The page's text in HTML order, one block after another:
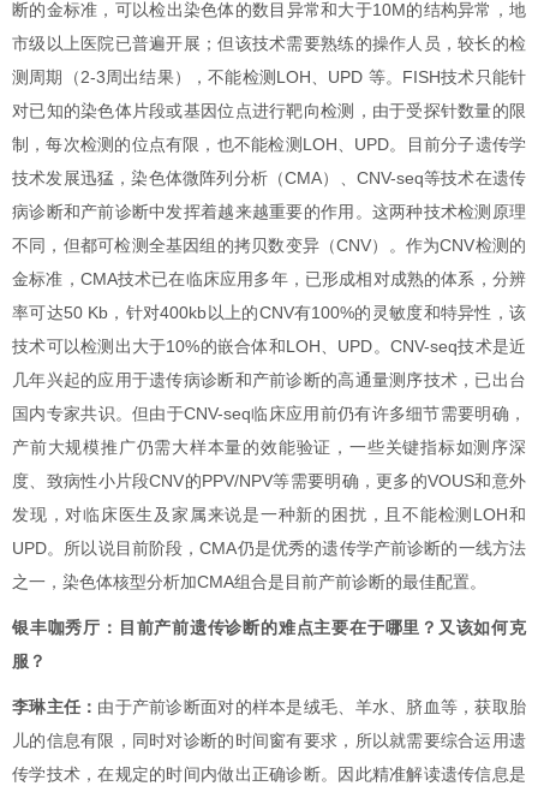
断的金标准，可以检出染色体的数目异常和大于10M的结构异常，地
市级以上医院已普遍开展 ；但该技术需要熟练的操作人员，较长的检
测周期（2-3 周出结果），不能检测 LOH UPD 等。 FISH技术只能针
对已知的染色体片段或基因位点进行靶向检测，由于受探针数量的限
制，每次检测的位点有限，也不能检测 LOH、 UPD。目前分子遗传学
技术发展迅猛，染色体微阵列分析（CMA）、 CNV-seq等技术在遗传
病诊断和产前诊断中发挥着越来越重要的作用。这两种技术检测原理
不同，但都可检测全基因组的拷贝数变异（CNV）。 作为CNV检测的
金标准， CMA技术已在临床应用多年，已形成相对成熟的体系， 分辨
率可达50 Kb ，针对400kb以上的CNV有100%的灵敏度和特异性，该
技术可以检测出大于10%的嵌合体和LOH UPD。 CNV-seq技术是近
几年兴起的应用于遗传病诊断和产前诊断的高通量测序技术，已出台
国内专家共识。但由于CNV-seq临床应用前仍有许多细节需要明确，
产前大规模推广仍需大样本量的效能验证，一些关键指标如测序深
度、致病性小片段CNV的PPV/NPV等需要明确，更多的VOUS和意外
发现，对临床医生及家属来说是一种新的困扰，且不能检测 LOH和
UPD。 所以说目前阶段，CMA仍是优秀的遗传学产前诊断的一线方法
之一，染色体核型分析加CMA组合是目前产前诊断的最佳配置。
银丰咖秀厅： 目前产前遗传诊断的难点主要在于哪里？又该如何克
服？
李琳主任： 由于产前诊断面对的样本是绒毛、羊水、脐血等，获取胎
儿的信息有限，同时对诊断的时间窗有要求，所以就需要综合运用遗
传学技术，在规定的时间内做出正确诊断。因此精准解读遗传信息是